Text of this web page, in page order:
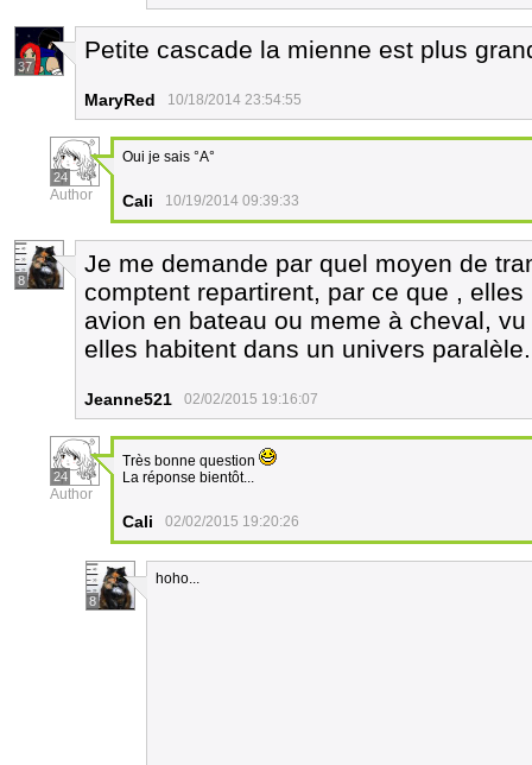
37
Petite cascade la mienne est plus
MaryRed 10/18/2014 23:54:55
24
Author
Oui je sais °A°
Cali 10/19/2014 09:39:33
8
Je me demande par quel moyen de
comptent repartirent, par ce que ,
avion en bateau ou meme à cheval,
elles habitent dans un univers
Jeanne521 02/02/2015 19:16:07
24
Author
Très bonne question
La réponse bientôt...
Cali 02/02/2015 19:20:26
8
hoho...